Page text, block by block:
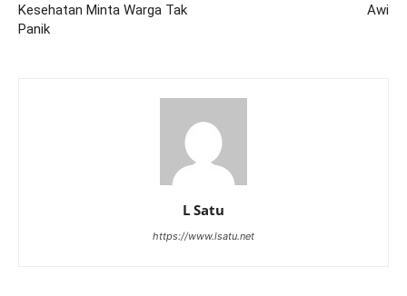
Kesehatan Minta Warga Tak
Panik
Awi
L Satu
https://www.lsatu.net